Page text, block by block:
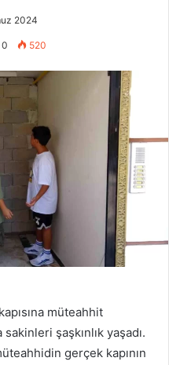
2024
0 520
müteahhit
şaşkınlık yaşadı.
gerçek kapının